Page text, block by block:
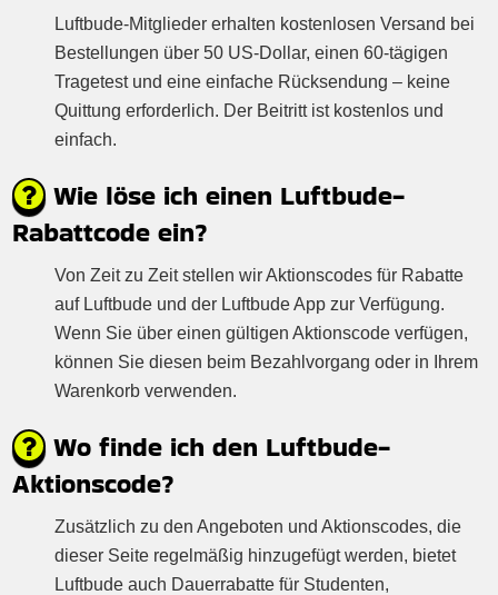
Luftbude-Mitglieder erhalten kostenlosen Versand bei
Bestellungen über 50 US-Dollar, einen 60-tägigen
Tragetest und eine einfache Rücksendung – keine
Quittung erforderlich. Der Beitritt ist kostenlos und
einfach.
Wie löse ich einen Luftbude-
Rabattcode ein?
Von Zeit zu Zeit stellen wir Aktionscodes für Rabatte
auf Luftbude und der Luftbude App zur Verfügung.
Wenn Sie über einen gültigen Aktionscode verfügen,
können Sie diesen beim Bezahlvorgang oder in Ihrem
Warenkorb verwenden.
Wo finde ich den Luftbude-
Aktionscode?
Zusätzlich zu den Angeboten und Aktionscodes, die
dieser Seite regelmäßig hinzugefügt werden, bietet
Luftbude auch Dauerrabatte für Studenten,